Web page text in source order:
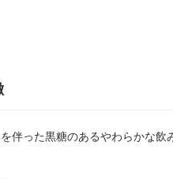
伴った黒糖のあるやわらかな飲